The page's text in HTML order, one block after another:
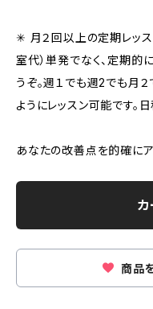
✳︎ 月２回以上の定期レッ
室代）単発でなく、定期的
うぞ。週１でも週2でも月
ようにレッスン可能です。
あなたの改善点を的確にア
カ
商品